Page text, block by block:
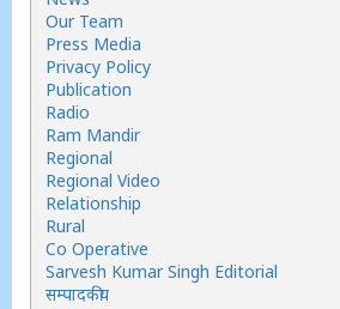
Our Team
Press Media
Privacy Policy
Publication
Radio
Ram Mandir
Regional
Regional Video
Relationship
Rural
Co Operative
Sarvesh Kumar Singh Editorial
सम्पादकीय